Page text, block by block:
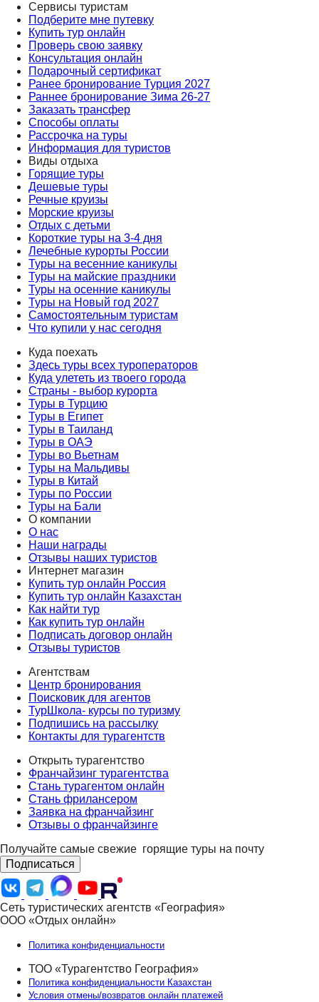
Сервисы туристам
Подберите мне путевку
Купить тур онлайн
Проверь свою заявку
Консультация онлайн
Подарочный сертификат
Ранее бронирование Турция 2027
Раннее бронирование Зима 26-27
Заказать трансфер
Способы оплаты
Рассрочка на туры
Информация для туристов
Виды отдыха
Горящие туры
Дешевые туры
Речные круизы
Морские круизы
Отдых с детьми
Короткие туры на 3-4 дня
Лечебные курорты России
Туры на весенние каникулы
Туры на майские праздники
Туры на осенние каникулы
Туры на Новый год 2027
Самостоятельным туристам
Что купили у нас сегодня
Куда поехать
Здесь туры всех туроператоров
Куда улететь из твоего города
Страны - выбор курорта
Туры в Турцию
Туры в Египет
Туры в Таиланд
Туры в ОАЭ
Туры во Вьетнам
Туры на Мальдивы
Туры в Китай
Туры по России
Туры на Бали
О компании
О нас
Наши награды
Отзывы наших туристов
Интернет магазин
Купить тур онлайн Россия
Купить тур онлайн Казахстан
Как найти тур
Как купить тур онлайн
Подписать договор онлайн
Отзывы туристов
Агентствам
Центр бронирования
Поисковик для агентов
ТурШкола- курсы по туризму
Подпишись на рассылку
Контакты для турагентств
Открыть турагентство
Франчайзинг турагентства
Стань турагентом онлайн
Стань фрилансером
Заявка на франчайзинг
Отзывы о франчайзинге
Получайте самые свежие горящие туры на почту
Подписаться
Сеть туристических агентств «География»
ООО «Отдых онлайн»
Политика конфиденциальности
ТОО «Турагентство География»
Политика конфиденциальности Казахстан
Условия отмены/возвратов онлайн платежей